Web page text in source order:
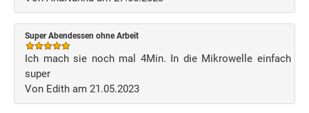
Super Abendessen ohne Arbeit
Ich mach sie noch mal 4Min. In die Mikrowelle einfach
super
Von Edith am 21.05.2023